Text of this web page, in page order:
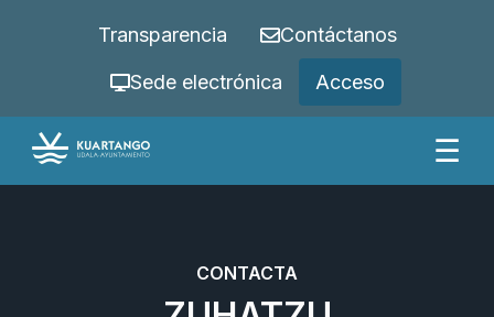
Transparencia Contáctanos
Sede electrónica Acceso
☰
CONTACTA